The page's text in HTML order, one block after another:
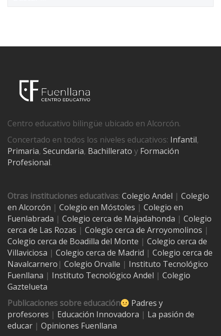
Centro educativo bilingüe ubicado en Alcorcón.
Concertado en todos los niveles educativos: Infantil,
Primaria, Secundaria, Bachillerato y Formación
Profesional.
Otras instituciones educativas: Colegio Andel | Colegio
en Alcorcón | Colegio en Móstoles | Colegio en
Fuenlabrada | Colegio cerca de Majadahonda | Colegio
cerca de Las Rozas | Colegio cerca de Arroyomolinos |
Colegio cerca de Boadilla del Monte | Colegio cerca de
Villaviciosa | Colegio cerca de Madrid | Colegio cerca de
Navalcarnero | Colegio Orvalle | Instituto Tecnológico
Fuenllana | Instituto Tecnológico Andel | Colegio
Gaztelueta
Publicaciones sobre educación
Padres y
profesores | Educación Innovadora | La pasión de
educar | Opiniones Fuenllana